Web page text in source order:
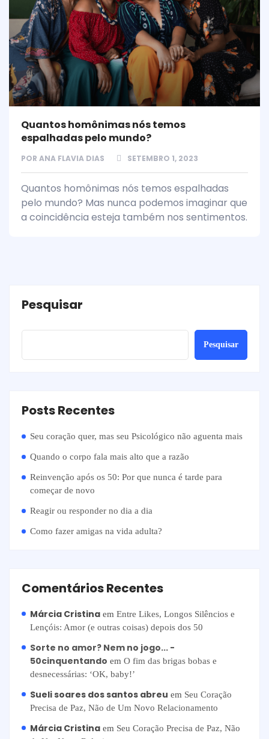
Quantos homônimas nós temos
espalhadas pelo mundo?
POR ANA FLAVIA DIAS SETEMBRO 1, 2023
Quantos homônimas nós temos espalhadas
pelo mundo? Mas nunca podemos imaginar que
a coincidência esteja também nos sentimentos.
Pesquisar
Pesquisar
Posts Recentes
Seu coração quer, mas seu Psicológico não aguenta mais
Quando o corpo fala mais alto que a razão
Reinvenção após os 50: Por que nunca é tarde para
começar de novo
Reagir ou responder no dia a dia
Como fazer amigas na vida adulta?
Comentários Recentes
Márcia Cristina em Entre Likes, Longos Silêncios e
Lençóis: Amor (e outras coisas) depois dos 50
Sorte no amor? Nem no jogo... -
50cinquentando em O fim das brigas bobas e
desnecessárias: ‘OK, baby!’
Sueli soares dos santos abreu em Seu Coração
Precisa de Paz, Não de Um Novo Relacionamento
Márcia Cristina em Seu Coração Precisa de Paz, Não